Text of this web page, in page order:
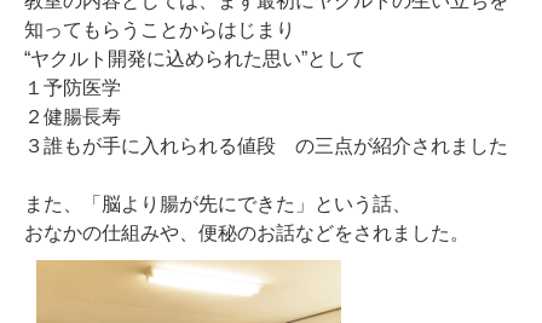
知ってもらうことからはじまり
“ヤクルト開発に込められた思い”として
１予防医学
２健腸長寿
３誰もが手に入れられる値段 の三点が紹介されました
また、「脳より腸が先にできた」という話、
おなかの仕組みや、便秘のお話などをされました。